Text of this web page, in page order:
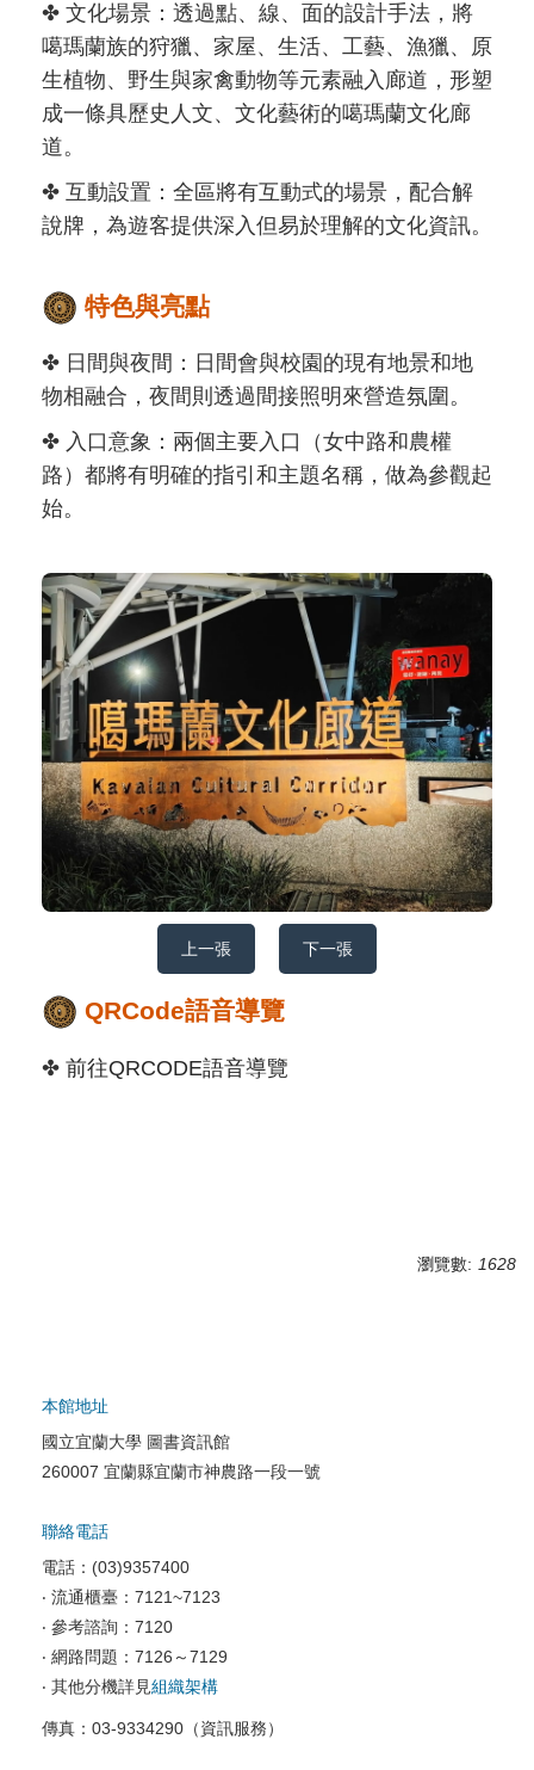
✤ ⽂化場景：透過點、線、⾯的設計⼿法，將
噶瑪蘭族的狩獵、家屋、⽣活、⼯藝、漁獵、原
⽣植物、野⽣與家禽動物等元素融入廊道，形塑
成⼀條具歷史⼈⽂、⽂化藝術的噶瑪蘭⽂化廊
道。
✤ 互動設置：全區將有互動式的場景，配合解
說牌，為遊客提供深入但易於理解的⽂化資訊。
特⾊與亮點
✤ ⽇間與夜間：⽇間會與校園的現有地景和地
物相融合，夜間則透過間接照明來營造氛圍。
✤ 入⼝意象：兩個主要入⼝（女中路和農權
路）都將有明確的指引和主題名稱，做為參觀起
始。
上一張 下一張
QRCode語音導覽
✤ 前往QRCODE語音導覽
瀏覽數: 1628
本館地址
國立宜蘭大學 圖書資訊館
260007 宜蘭縣宜蘭市神農路一段一號
聯絡電話
電話：(03)9357400
‧ 流通櫃臺：7121~7123
‧ 參考諮詢：7120
‧ 網路問題：7126～7129
‧ 其他分機詳見組織架構
傳真：03-9334290（資訊服務）